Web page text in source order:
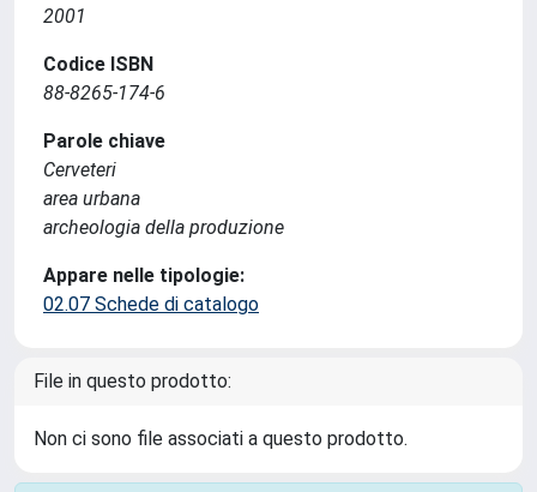
2001
Codice ISBN
88-8265-174-6
Parole chiave
Cerveteri
area urbana
archeologia della produzione
Appare nelle tipologie:
02.07 Schede di catalogo
File in questo prodotto:
Non ci sono file associati a questo prodotto.